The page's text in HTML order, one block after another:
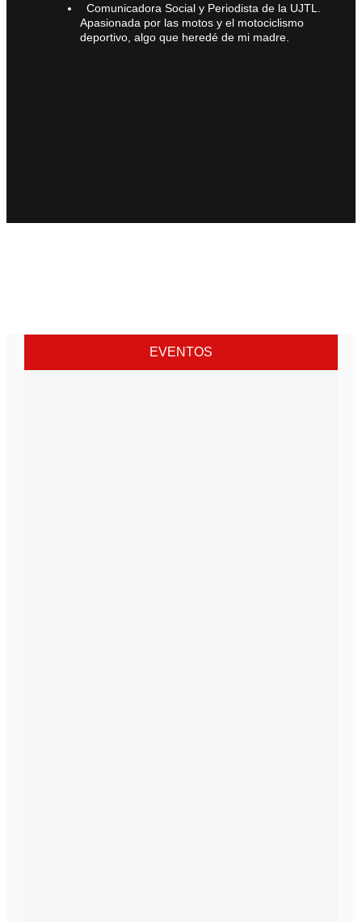
Comunicadora Social y Periodista de la UJTL.
Apasionada por las motos y el motociclismo
deportivo, algo que heredé de mi madre.
EVENTOS